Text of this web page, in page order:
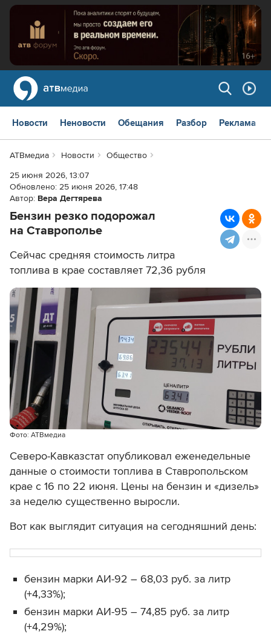
Новости Неновости Обещания Разбор Реклама
АТВмедиа Новости
Общество
25 июня 2026, 13:07
Обновлено: 25 июня 2026, 17:48
Автор: Вера Дегтярева
Бензин резко подорожал
на Ставрополье
Сейчас средняя стоимость литра
топлива в крае составляет 72,36 рубля
Фото: АТВмедиа
Северо-Кавказстат опубликовал еженедельные
данные о стоимости топлива в Ставропольском
крае с 16 по 22 июня. Цены на бензин и «дизель»
за неделю существенно выросли.
Вот как выглядит ситуация на сегодняшний день:
бензин марки АИ-92 – 68,03 руб. за литр
(+4,33%);
бензин марки АИ-95 – 74,85 руб. за литр
(+4,29%);